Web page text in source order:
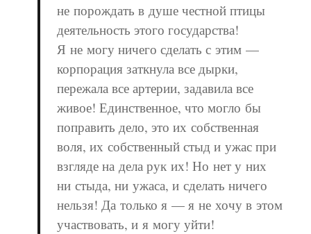
не порождать в душе честной птицы
деятельность этого государства!
Я не могу ничего сделать с этим —
корпорация заткнула все дырки,
пережала все артерии, задавила все
живое! Единственное, что могло бы
поправить дело, это их собственная
воля, их собственный стыд и ужас при
взгляде на дела рук их! Но нет у них
ни стыда, ни ужаса, и сделать ничего
нельзя! Да только я — я не хочу в этом
участвовать, и я могу уйти!